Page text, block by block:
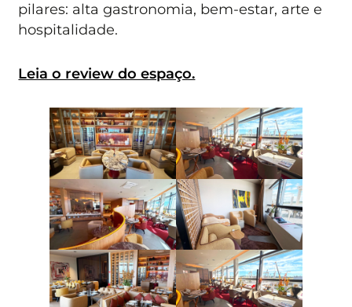
pilares: alta gastronomia, bem-estar, arte e
hospitalidade.
Leia o review do espaço.